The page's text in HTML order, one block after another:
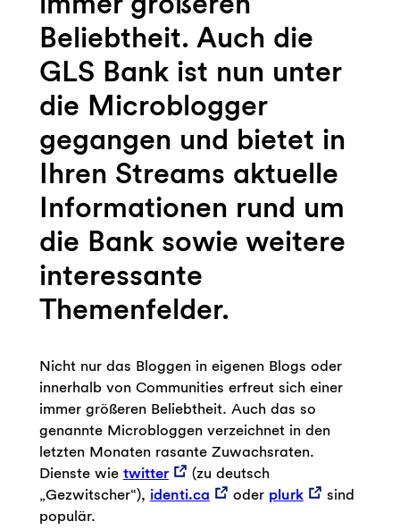
Beliebtheit. Auch die
GLS Bank ist nun unter
die Microblogger
gegangen und bietet in
Ihren Streams aktuelle
Informationen rund um
die Bank sowie weitere
interessante
Themenfelder.
Nicht nur das Bloggen in eigenen Blogs oder
innerhalb von Communities erfreut sich einer
immer größeren Beliebtheit. Auch das so
genannte Microbloggen verzeichnet in den
letzten Monaten rasante Zuwachsraten.
Dienste wie twitter
(zu deutsch
„Gezwitscher“), identi.ca oder plurk
sind
populär.